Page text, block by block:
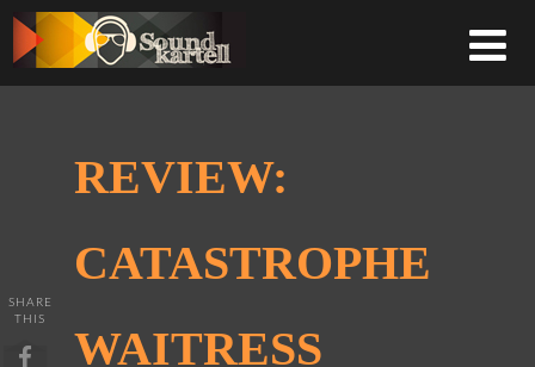
REVIEW:
CATASTROPHE
WAITRESS
SHARE
THIS